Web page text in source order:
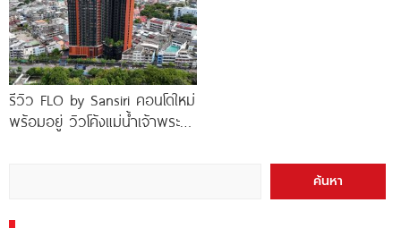
รีวิว FLO by Sansiri คอนโดใหม่
พร้อมอยู่ วิวโค้งแม่น้ำเจ้าพระยา
ค้นหา